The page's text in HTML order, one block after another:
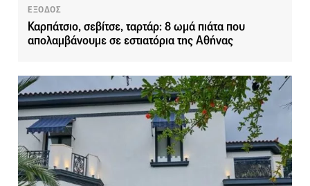
ΕΞΟΔΟΣ
Καρπάτσιο, σεβίτσε, ταρτάρ: 8 ωμά πιάτα που
απολαμβάνουμε σε εστιατόρια της Αθήνας